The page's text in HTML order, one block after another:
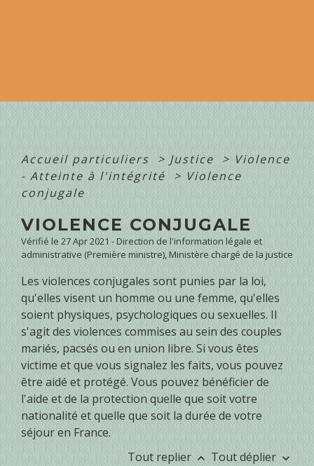
Accueil particuliers > Justice > Violence
- Atteinte à l'intégrité
> Violence
conjugale
VIOLENCE CONJUGALE
Vérifié le 27 Apr 2021 - Direction de l'information légale et
administrative (Première ministre), Ministère chargé de la justice
Les violences conjugales sont punies par la loi,
qu'elles visent un homme ou une femme, qu'elles
soient physiques, psychologiques ou sexuelles. Il
s'agit des violences commises au sein des couples
mariés, pacsés ou en union libre. Si vous êtes
victime et que vous signalez les faits, vous pouvez
être aidé et protégé. Vous pouvez bénéficier de
l'aide et de la protection quelle que soit votre
nationalité et quelle que soit la durée de votre
séjour en France.
Tout replier keyboard_arrow_up Tout déplier keyboard_arrow_down